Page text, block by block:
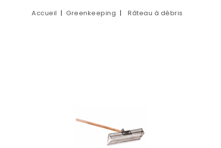
Accueil Greenkeeping Râteau à débris